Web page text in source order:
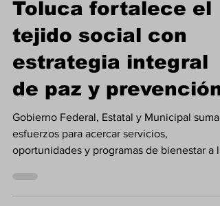
Sinergia TV
8 jun
2 min de lectura
Noticias
Toluca fortalece el
tejido social con
estrategia integral
de paz y prevención
Gobierno Federal, Estatal y Municipal suman